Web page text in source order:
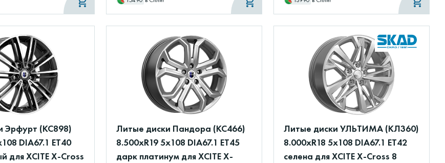
Эрфурт (КС898)
DIA67.1 ET40
для XCITE X-Cross
Литые диски Пандора (КС466)
8.500xR19 5x108 DIA67.1 ET45
дарк платинум для XCITE X-
Литые диски УЛЬТИМА (КЛ360)
8.000xR18 5x108 DIA67.1 ET42
селена для XCITE X-Cross 8